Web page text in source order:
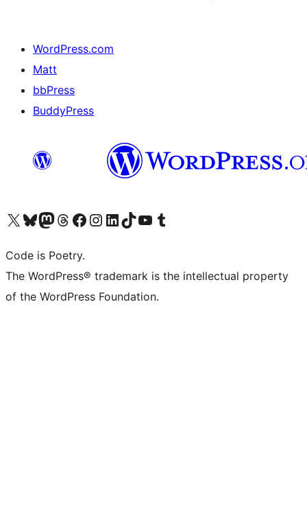
WordPress.com
Matt
bbPress
BuddyPress
Navštivte náš účet na X (dříve Twitter)
Navštivte náš Bluesky účetNavštivte náš účet Mastodon
Navštivte náš Threads účetNavštivte naši stránku na Facebooku
Navštivte náš Instagram účetNavštivte náš LinkedIn účetNavštivte náš TikTok účetNavštivte náš YouTube kanálNavštivte náš Tumblr účet
Code is Poetry.
The WordPress® trademark is the intellectual property
of the WordPress Foundation.